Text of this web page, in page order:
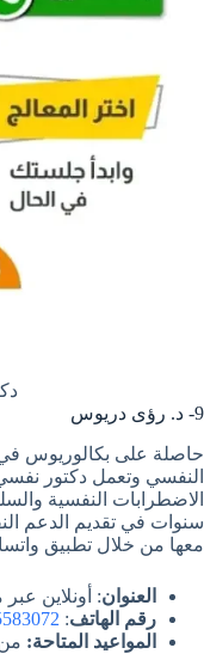
9- د. رؤى دريوس
حاصلة على بكالوريوس في
النفسي وتعمل دكتور
سنوات في تقديم الدعم
معها من خلال تطبيق
العنوان: أونلاين عبر
رقم الهاتف:
المواعيد المتاحة: من الـ 9